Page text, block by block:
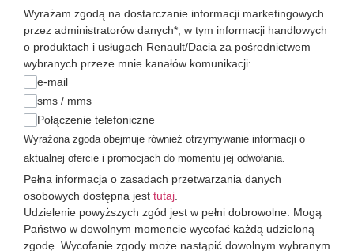
Wyrażam zgodą na dostarczanie informacji marketingowych
przez administratorów danych*, w tym informacji handlowych
o produktach i usługach Renault/Dacia za pośrednictwem
wybranych przeze mnie kanałów komunikacji:
e-mail
sms / mms
Połączenie telefoniczne
Wyrażona zgoda obejmuje również otrzymywanie informacji o
aktualnej ofercie i promocjach do momentu jej odwołania.
Pełna informacja o zasadach przetwarzania danych
osobowych dostępna jest tutaj
Udzielenie powyższych zgód jest w pełni dobrowolne. Mogą
Państwo w dowolnym momencie wycofać każdą udzieloną
zgodę. Wycofanie zgody może nastąpić dowolnym wybranym